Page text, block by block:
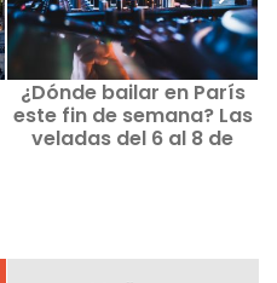
¿Dónde bailar en París
este fin de semana? Las
veladas del 6 al 8 de